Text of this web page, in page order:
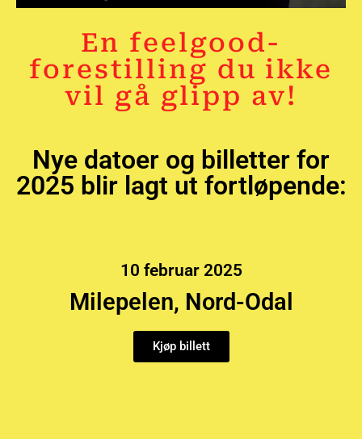
En feelgood-
forestilling du ikke
vil gå glipp av!
Nye datoer og billetter for
2025 blir lagt ut fortløpende:
10 februar 2025
Milepelen, Nord-Odal
Kjøp billett